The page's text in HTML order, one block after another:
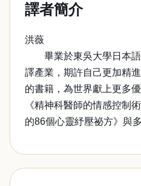
譯者簡介
洪薇
畢業於東吳大學日本語
譯產業，期許自己更加精
的書籍，為世界獻上更多
《精神科醫師的情感控制
的86個心靈紓壓祕方》與